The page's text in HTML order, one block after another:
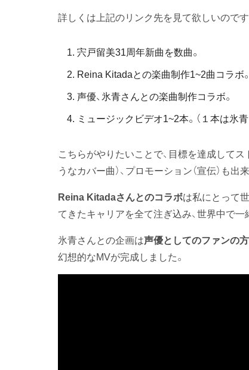
詳しくは上記のリンク先を見て欲しいので
宍戸留美31周年新曲を数曲。
Reina Kitadaとの楽曲制作1~2曲コラボ。
声優、氷青さんとの楽曲制作コラボ。
ミュージックビデオ1~2本。（１本は氷青
こちらがやりたいことで、目標を達成して
うなカバー曲）、プロモーション（宣伝）も
Reina Kitadaさんとのコラボは私にとって
てきたキャリアを全て注ぎ込み、世界中で
氷青さんとの企画は声優としてのファンの方
幻想的なMVが完成しました。